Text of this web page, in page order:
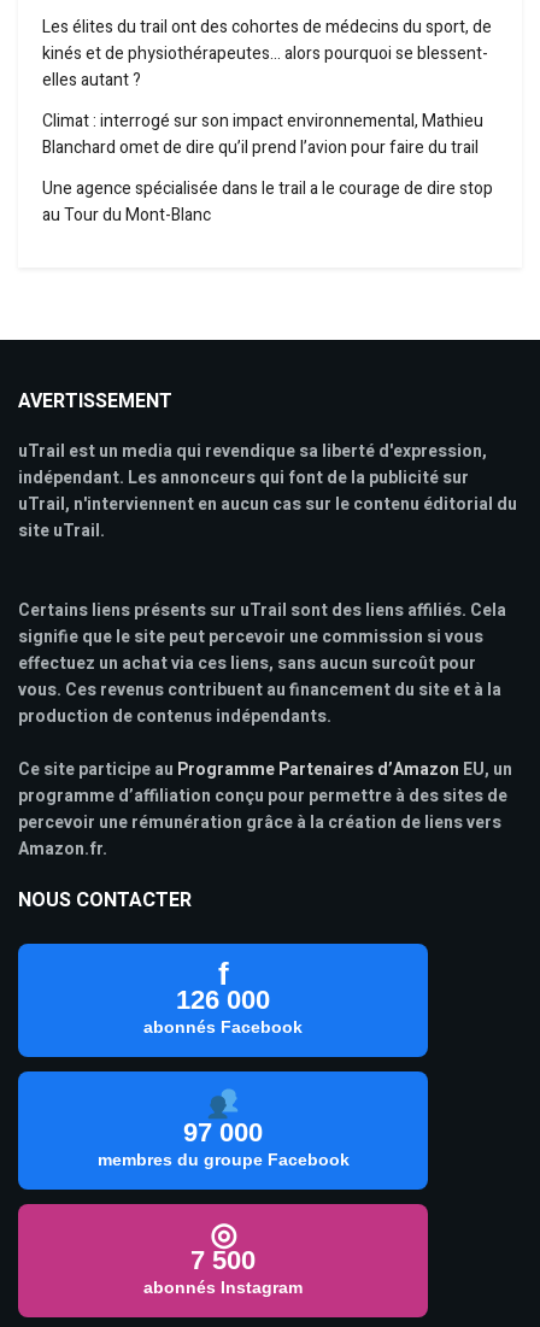
Les élites du trail ont des cohortes de médecins du sport, de
kinés et de physiothérapeutes… alors pourquoi se blessent-
elles autant ?
Climat : interrogé sur son impact environnemental, Mathieu
Blanchard omet de dire qu’il prend l’avion pour faire du trail
Une agence spécialisée dans le trail a le courage de dire stop
au Tour du Mont-Blanc
AVERTISSEMENT
uTrail est un media qui revendique sa liberté d'expression,
indépendant. Les annonceurs qui font de la publicité sur
uTrail, n'interviennent en aucun cas sur le contenu éditorial du
site uTrail.
Certains liens présents sur uTrail sont des liens affiliés. Cela
signifie que le site peut percevoir une commission si vous
effectuez un achat via ces liens, sans aucun surcoût pour
vous. Ces revenus contribuent au financement du site et à la
production de contenus indépendants.
Ce site participe au Programme Partenaires d’Amazon EU, un
programme d’affiliation conçu pour permettre à des sites de
percevoir une rémunération grâce à la création de liens vers
Amazon.fr.
NOUS CONTACTER
f
126 000
abonnés Facebook
97 000
membres du groupe Facebook
◎
7 500
abonnés Instagram